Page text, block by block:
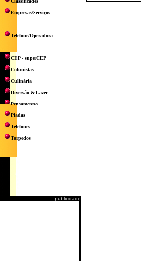
Classificados
Empresas/Serviços
Telefone/Operadora
CEP - superCEP
Colunistas
Culinária
Diversão & Lazer
Pensamentos
Piadas
Telefones
Torpedos
publicidade